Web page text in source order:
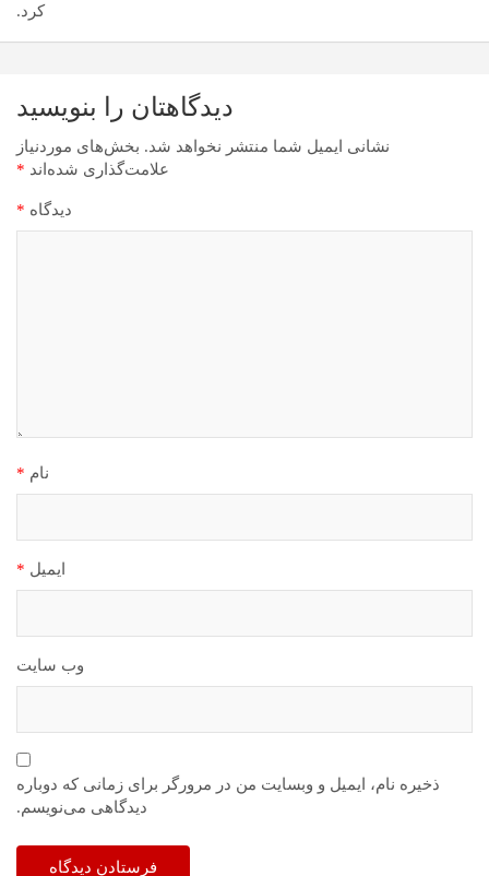
کرد.
دیدگاهتان را بنویسید
نشانی ایمیل شما منتشر نخواهد شد. بخش‌های موردنیاز
علامت‌گذاری شده‌اند*
دیدگاه*
نام*
ایمیل *
وب‌ سایت
ذخیره نام، ایمیل و وبسایت من در مرورگر برای زمانی که دوباره
دیدگاهی می‌نویسم.